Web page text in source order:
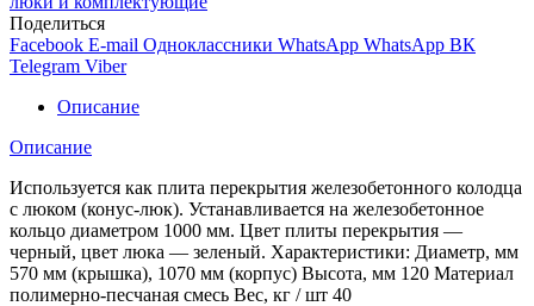
Поделиться
Facebook E-mail Одноклассники WhatsApp WhatsApp ВК
Telegram Viber
Описание
Описание
Используется как плита перекрытия железобетонного колодца
с люком (конус-люк). Устанавливается на железобетонное
кольцо диаметром 1000 мм. Цвет плиты перекрытия —
черный, цвет люка — зеленый. Характеристики: Диаметр, мм
570 мм (крышка), 1070 мм (корпус) Высота, мм 120 Материал
полимерно-песчаная смесь Вес, кг / шт 40